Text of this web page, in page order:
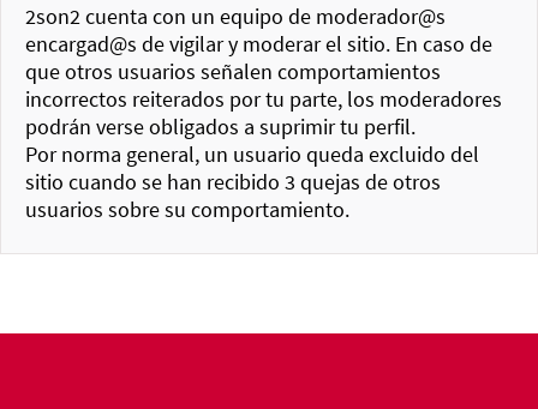
2son2 cuenta con un equipo de moderador@s
encargad@s de vigilar y moderar el sitio. En caso de
que otros usuarios señalen comportamientos
incorrectos reiterados por tu parte, los moderadores
podrán verse obligados a suprimir tu perfil.
Por norma general, un usuario queda excluido del
sitio cuando se han recibido 3 quejas de otros
usuarios sobre su comportamiento.